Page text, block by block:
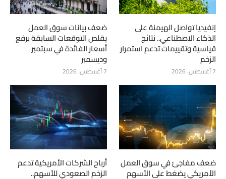
إنفيديا تواصل الهيمنة على
الذكاء الاصطناعي.. نتائج
قياسية وتقييمات تدعم استمرار
الزخم
7 أغسطس، 2026
ضعف بيانات سوق العمل
يقلص التوقعات السابقة برفع
أسعار الفائدة في سبتمبر
وديسمبر
7 أغسطس، 2026
ضعف مفاجئ في سوق العمل
الأمريكي يضغط على الأسهم
أرباح الشركات الأمريكية تدعم
الزخم الصعودي للأسهم..